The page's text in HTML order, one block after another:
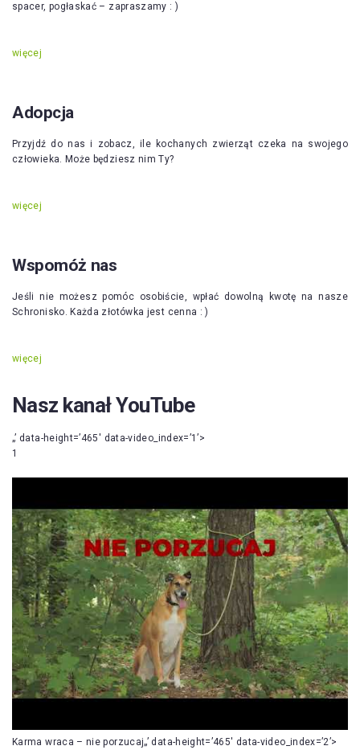
spacer, pogłaskać – zapraszamy : )
więcej
Adopcja
Przyjdź do nas i zobacz, ile kochanych zwierząt czeka na swojego
człowieka. Może będziesz nim Ty?
więcej
Wspomóż nas
Jeśli nie możesz pomóc osobiście, wpłać dowolną kwotę na nasze
Schronisko. Każda złotówka jest cenna : )
więcej
Nasz kanał YouTube
„’ data-height=’465′ data-video_index=’1’>
1
Karma wraca – nie porzucaj„’ data-height=’465′ data-video_index=’2’>